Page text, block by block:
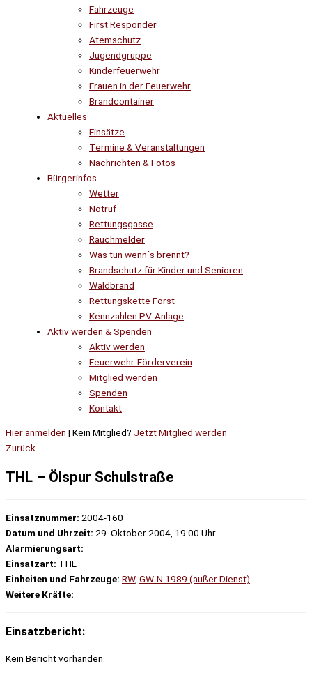
Fahrzeuge
First Responder
Atemschutz
Jugendgruppe
Kinderfeuerwehr
Frauen in der Feuerwehr
Brandcontainer
Aktuelles
Einsätze
Termine & Veranstaltungen
Nachrichten & Fotos
Bürgerinfos
Wetter
Notruf
Rettungsgasse
Rauchmelder
Was tun wenn´s brennt?
Brandschutz für Kinder und Senioren
Waldbrand
Rettungskette Forst
Kennzahlen PV-Anlage
Aktiv werden & Spenden
Aktiv werden
Feuerwehr-Förderverein
Mitglied werden
Spenden
Kontakt
Hier anmelden | Kein Mitglied? Jetzt Mitglied werden
Zurück
THL – Ölspur Schulstraße
Einsatznummer: 2004-160
Datum und Uhrzeit: 29. Oktober 2004, 19:00 Uhr
Alarmierungsart:
Einsatzart: THL
Einheiten und Fahrzeuge: RW, GW-N 1989 (außer Dienst)
Weitere Kräfte:
Einsatzbericht:
Kein Bericht vorhanden.